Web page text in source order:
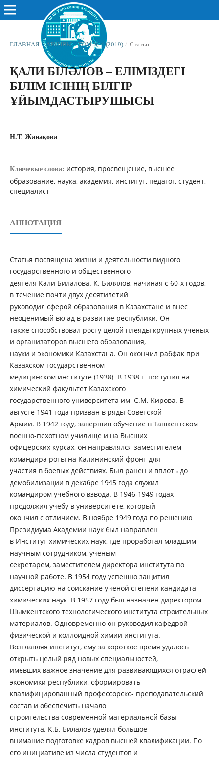
ГЛАВНАЯ / АРХИВЫ / ТОМ № 4 (2019) / Статьи
ҚАЛИ БІЛƏЛОВ – ЕЛІМІЗДЕГІ
БІЛІМ ІСІНІҢ БІЛГІР
ҰЙЫМДАСТЫРУШЫСЫ
Н.Т. Жанақова
Ключевые слова: история, просвещение, высшее
образование, наука, академия, институт, педагог, студент,
специалист
АННОТАЦИЯ
Статья посвящена жизни и деятельности видного
государственного и общественного
деятеля Кали Билалова. К. Билялов, начиная с 60-х годов,
в течение почти двух десятилетий
руководил сферой образования в Казахстане и внес
неоценимый вклад в развитие республики. Он
также способствовал росту целой плеяды крупных ученых
и организаторов высшего образования,
науки и экономики Казахстана. Он окончил рабфак при
Казахском государственном
медицинском институте (1938). В 1938 г. поступил на
химический факультет Казахского
государственного университета им. С.М. Кирова. В
августе 1941 года призван в ряды Советской
Армии. В 1942 году, завершив обучение в Ташкентском
военно-пехотном училище и на Высших
офицерских курсах, он направлялся заместителем
командира роты на Калининский фронт для
участия в боевых действиях. Был ранен и вплоть до
демобилизации в декабре 1945 года служил
командиром учебного взвода. В 1946-1949 годах
продолжил учебу в университете, который
окончил с отличием. В ноябре 1949 года по решению
Президиума Академии наук был направлен
в Институт химических наук, где проработал младшим
научным сотрудником, ученым
секретарем, заместителем директора института по
научной работе. В 1954 году успешно защитил
диссертацию на соискание ученой степени кандидата
химических наук. В 1957 году был назначен директором
Шымкентского технологического института строительных
материалов. Одновременно он руководил кафедрой
физической и коллоидной химии института.
Возглавляя институт, ему за короткое время удалось
открыть целый ряд новых специальностей,
имевших важное значение для развивающихся отраслей
экономики республики, сформировать
квалифицированный профессорско- преподавательский
состав и обеспечить начало
строительства современной материальной базы
института. К.Б. Билалов уделял большое
внимание подготовке кадров высшей квалификации. По
его инициативе из числа студентов и